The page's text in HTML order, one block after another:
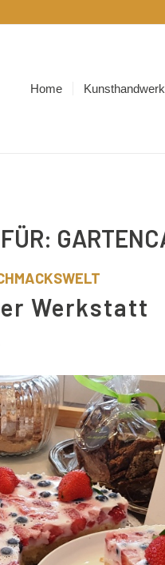
Home
Werkstatt